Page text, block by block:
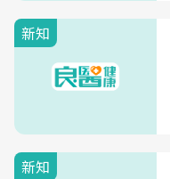
新知
新知